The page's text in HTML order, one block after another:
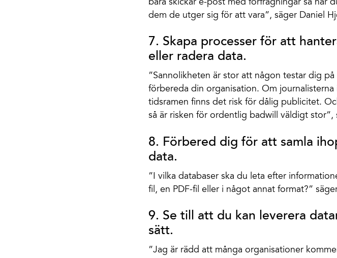
bara skickar e-post med förfrågningar så har
dem de utger sig för att vara”, säger Daniel
7. Skapa processer för att
eller radera data.
”Sannolikheten är stor att någon testar dig
förbereda din organisation. Om
tidsramen finns det risk för dålig publicitet.
så är risken för ordentlig badwill väldigt stor”,
8. Förbered dig för att samla
data.
”I vilka databaser ska du leta efter
fil, en PDF-fil eller i något annat format?”
9. Se till att du kan leverera
sätt.
”Jag är rädd att många organisationer